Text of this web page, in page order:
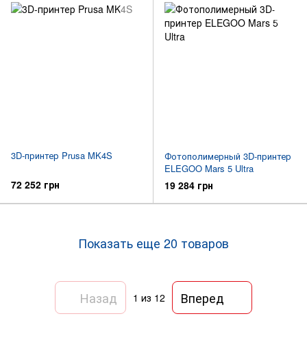
3D-принтер Prusa MK4S
72 252 грн
Фотополимерный 3D-принтер
ELEGOO Mars 5 Ultra
19 284 грн
Показать еще 20 товаров
Назад 1 из 12 Вперед